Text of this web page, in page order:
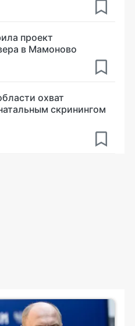
проект
в Мамоново
охват
скринингом